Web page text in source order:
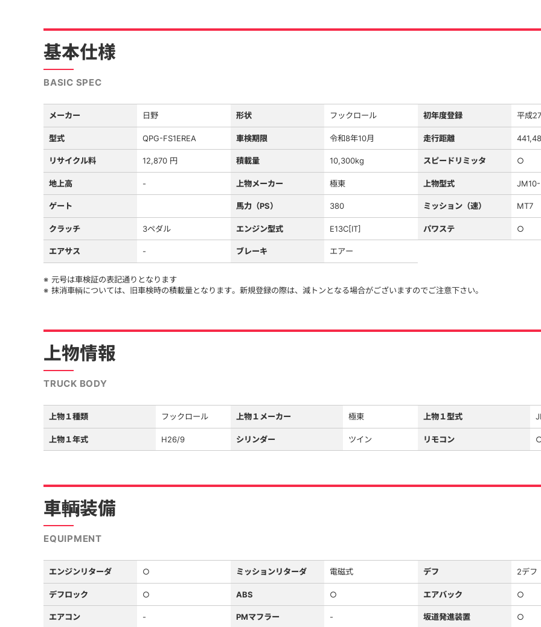
基本仕様
BASIC SPEC
メーカー 日野 形状 フックロール 初年度登録 平成
型式 QPG-FS1EREA 車検期限 令和8年10月 走行距離
リサイクル料 12,870 円 積載量 10,300kg スピードリミッタ ○
地上高 - 上物メーカー 極東 上物型式
ゲート 馬力（PS） 380 ミッション（速） MT7
クラッチ 3ペダル エンジン型式 E13C[IT] パワステ ○
エアサス - ブレーキ エアー
元号は車検証の表記通りとなります
抹消車輌については、旧車検時の積載量となります。新規登録の際は、減トンとなる場合がございますのでご注意下さい。
上物情報
TRUCK BODY
上物１種類 フックロール 上物１メーカー 極東 上物１型式
上物１年式 H26/9 シリンダー ツイン リモコン
車輌装備
EQUIPMENT
エンジンリターダ ○ ミッションリターダ 電磁式 デフ 2デフ
デフロック ○ ABS ○ エアバック ○
エアコン - PMマフラー - 坂道発進装置 ○